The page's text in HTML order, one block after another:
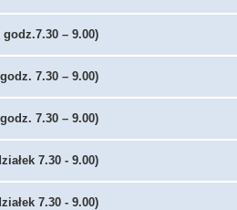
– 9.00)
7.30 – 9.00)
7.30 – 9.00)
7.30 - 9.00)
7.30 - 9.00)